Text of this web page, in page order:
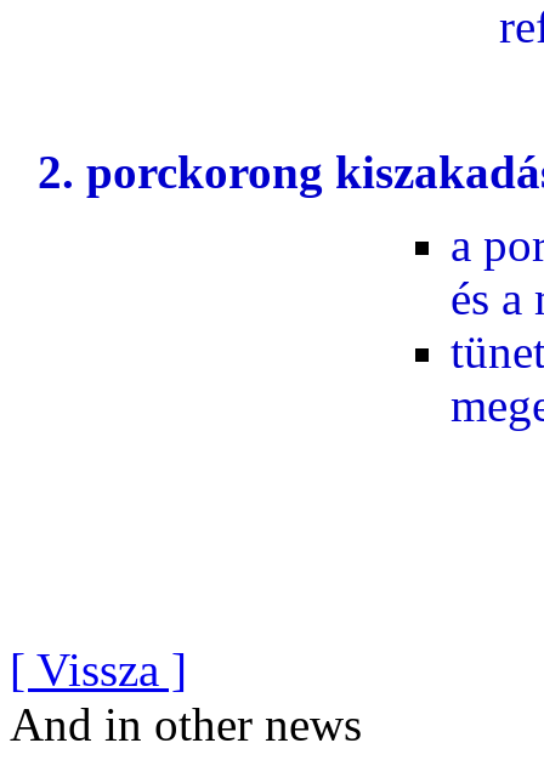
2. porckorong
a
és a
[ Vissza ]
And in other news